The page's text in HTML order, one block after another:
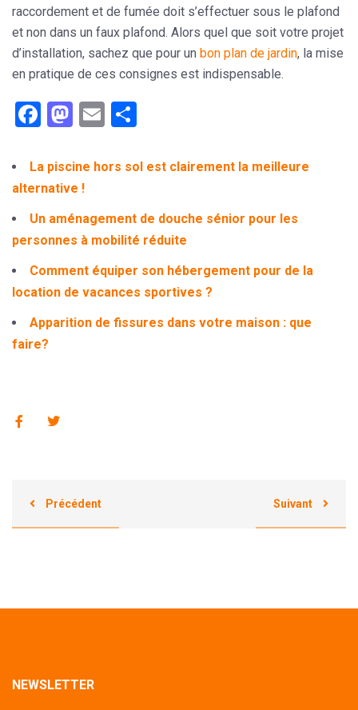
raccordement et de fumée doit s’effectuer sous le plafond
et non dans un faux plafond. Alors quel que soit votre projet
d’installation, sachez que pour un bon plan de jardin, la mise
en pratique de ces consignes est indispensable.
Facebook
Mastodon
Email
La piscine hors sol est clairement la meilleure
alternative !
Un aménagement de douche sénior pour les
personnes à mobilité réduite
Comment équiper son hébergement pour de la
location de vacances sportives ?
Apparition de fissures dans votre maison : que
faire?
Précédent Suivant
NEWSLETTER